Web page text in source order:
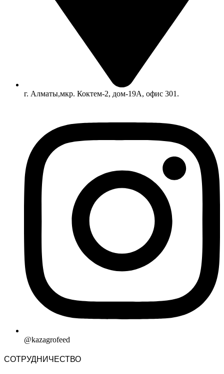
г. Алматы,мкр. Коктем-2, дом-19А, офис 301.
@kazagrofeed
СОТРУДНИЧЕСТВО